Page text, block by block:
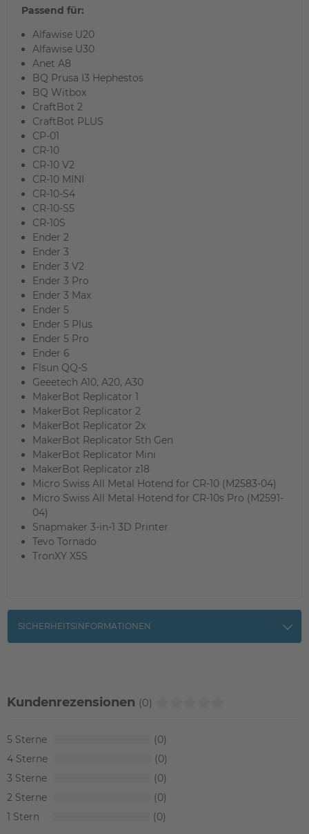
Passend für:
Alfawise U20
Alfawise U30
Anet A8
BQ Prusa I3 Hephestos
BQ Witbox
CraftBot 2
CraftBot PLUS
CP-01
CR-10
CR-10 V2
CR-10 MINI
CR-10-S4
CR-10-S5
CR-10S
Ender 2
Ender 3
Ender 3 V2
Ender 3 Pro
Ender 3 Max
Ender 5
Ender 5 Plus
Ender 5 Pro
Ender 6
Flsun QQ-S
Geeetech A10, A20, A30
MakerBot Replicator 1
MakerBot Replicator 2
MakerBot Replicator 2x
MakerBot Replicator 5th Gen
MakerBot Replicator Mini
MakerBot Replicator z18​
Micro Swiss All Metal Hotend for CR-10 (M2583-04)
Micro Swiss All Metal Hotend for CR-10s Pro (M2591-
04)
Snapmaker 3-in-1 3D Printer
Tevo Tornado
TronXY X5S
SICHERHEITSINFORMATIONEN
Kundenrezensionen (0)
5
0
4
0
3
0
2
0
1
0